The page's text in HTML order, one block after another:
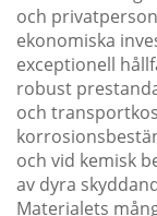
och
ekonomiska
exceptionell
robust
och
och vid kemisk
av dyra
Materialets